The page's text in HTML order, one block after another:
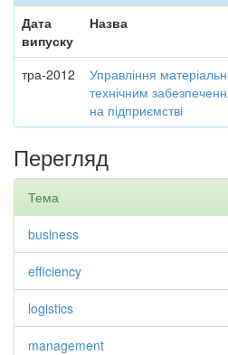
Дата
випуску
Назва
тра-2012
Управління
технічним
на підприємстві
Перегляд
Тема
business
efficiency
logistics
management